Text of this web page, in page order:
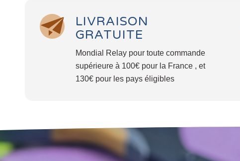
LIVRAISON
GRATUITE
Mondial Relay pour toute commande
supérieure à 100€ pour la France , et
130€ pour les pays éligibles